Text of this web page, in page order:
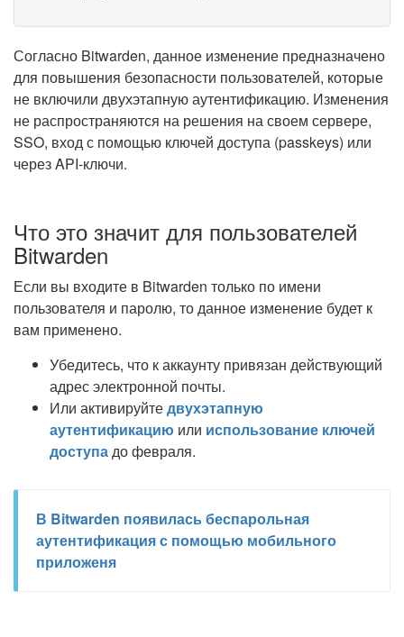
Согласно Bitwarden, данное изменение предназначено
для повышения безопасности пользователей, которые
не включили двухэтапную аутентификацию. Изменения
не распространяются на решения на своем сервере,
SSO, вход с помощью ключей доступа (passkeys) или
через API-ключи.
Что это значит для пользователей
Bitwarden
Если вы входите в Bitwarden только по имени
пользователя и паролю, то данное изменение будет к
вам применено.
Убедитесь, что к аккаунту привязан действующий
адрес электронной почты.
Или активируйтедвухэтапную
аутентификацию или использование ключей
доступадо февраля.
В Bitwarden появилась беспарольная
аутентификация с помощью мобильного
приложеня